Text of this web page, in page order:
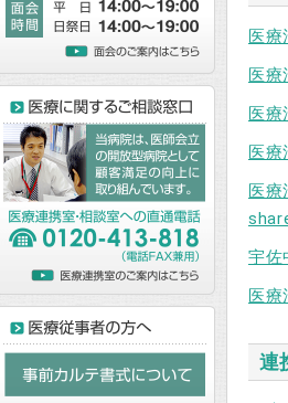
医
医
医
医
医
宇
医
連